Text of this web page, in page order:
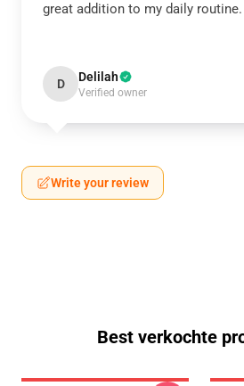
great addition to my daily routine.
D Delilah
Verified owner
Write your review
Best verkochte